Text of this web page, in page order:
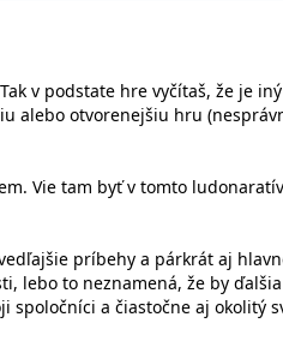
v podstate hre vyčítaš, že je
alebo otvorenejšiu hru
Vie tam byť v tomto
príbehy a párkrát aj
lebo to neznamená, že by
spoločníci a čiastočne aj okolitý